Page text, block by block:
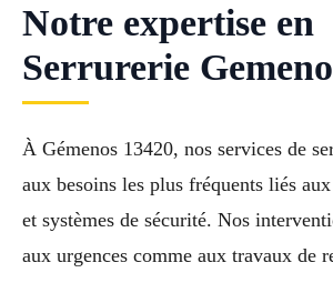
Notre expertise en
Serrurerie
À Gémenos 13420, nos services de
aux besoins les plus fréquents liés
et systèmes de sécurité. Nos
aux urgences comme aux travaux de